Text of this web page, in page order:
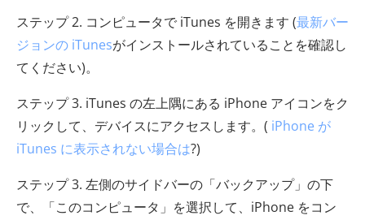
ステップ 2. コンピュータで iTunes を開きます (最新バー
ジョンの iTunesがインストールされていることを確認し
てください)。
ステップ 3. iTunes の左上隅にある iPhone アイコンをク
リックして、デバイスにアクセスします。( iPhone が
iTunes に表示されない場合は?)
ステップ 3. 左側のサイドバーの「バックアップ」の下
で、「このコンピュータ」を選択して、iPhone をコン